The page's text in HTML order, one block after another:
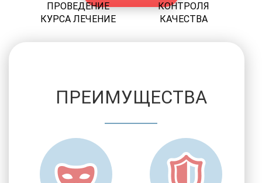
ПРОВЕДЕНИЕ
КУРСА ЛЕЧЕНИЕ
КОНТРОЛЯ
КАЧЕСТВА
ПРЕИМУЩЕСТВА